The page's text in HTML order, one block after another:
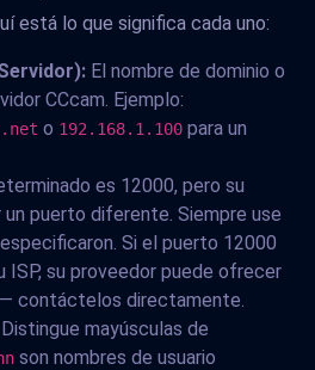
está lo que significa cada uno:
El nombre de dominio o
CCcam. Ejemplo:
o 192.168.1.100 para un
es 12000, pero su
puerto diferente. Siempre use
Si el puerto 12000
ISP, su proveedor puede ofrecer
contáctelos directamente.
Distingue mayúsculas de
son nombres de usuario